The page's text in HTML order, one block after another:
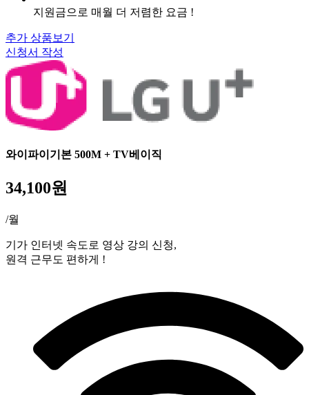
지원금으로 매월 더 저렴한 요금 !
추가 상품보기
신청서 작성
와이파이기본 500M + TV베이직
34,100원
/월
기가 인터넷 속도로 영상 강의 신청,
원격 근무도 편하게 !